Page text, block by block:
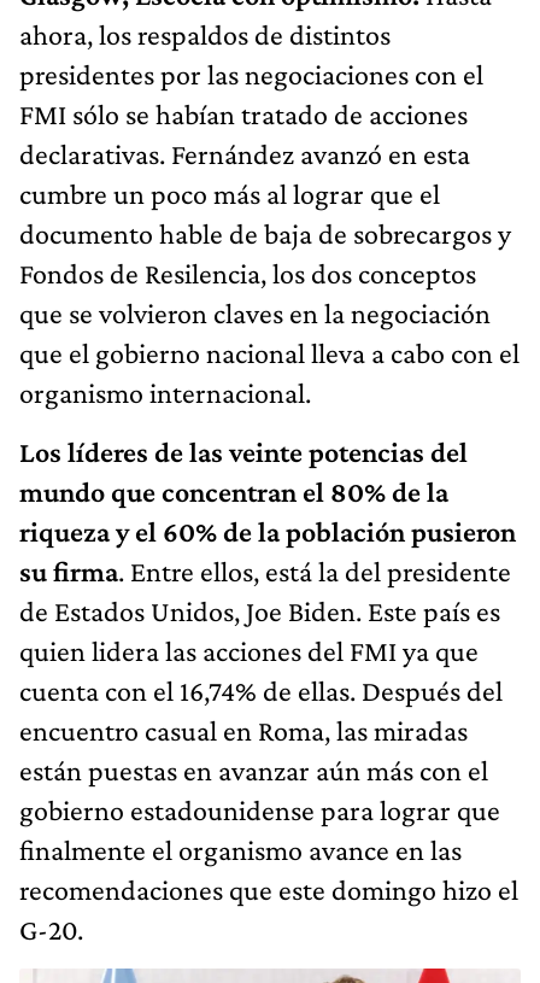
ahora, los respaldos de distintos
presidentes por las negociaciones con el
FMI sólo se habían tratado de acciones
declarativas. Fernández avanzó en esta
cumbre un poco más al lograr que el
documento hable de baja de sobrecargos y
Fondos de Resilencia, los dos conceptos
que se volvieron claves en la negociación
que el gobierno nacional lleva a cabo con el
organismo internacional.
Los líderes de las veinte potencias del
mundo que concentran el 80% de la
riqueza y el 60% de la población pusieron
su firma. Entre ellos, está la del presidente
de Estados Unidos, Joe Biden. Este país es
quien lidera las acciones del FMI ya que
cuenta con el 16,74% de ellas. Después del
encuentro casual en Roma, las miradas
están puestas en avanzar aún más con el
gobierno estadounidense para lograr que
finalmente el organismo avance en las
recomendaciones que este domingo hizo el
G-20.